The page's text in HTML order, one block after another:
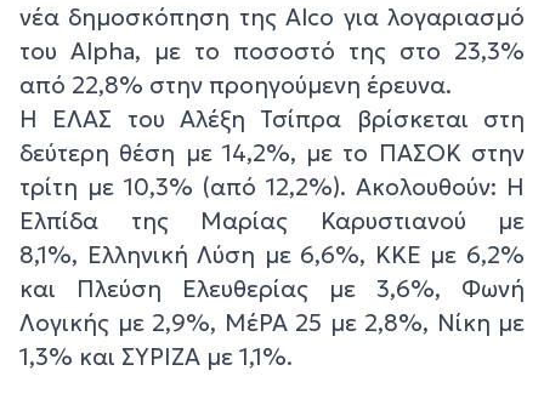
νέα δημοσκόπηση της Alco για λογαριασμό
του Alpha, με το ποσοστό της στο 23,3%
από 22,8% στην προηγούμενη έρευνα.
Η ΕΛΑΣ του Αλέξη Τσίπρα βρίσκεται στη
δεύτερη θέση με 14,2%, με το ΠΑΣΟΚ στην
τρίτη με 10,3% (από 12,2%). Ακολουθούν: Η
Ελπίδα της Μαρίας Καρυστιανού με
8,1%, Ελληνική Λύση με 6,6%, ΚΚΕ με 6,2%
και Πλεύση Ελευθερίας με 3,6%, Φωνή
Λογικής με 2,9%, ΜέΡΑ 25 με 2,8%, Νίκη με
1,3% και ΣΥΡΙΖΑ με 1,1%.